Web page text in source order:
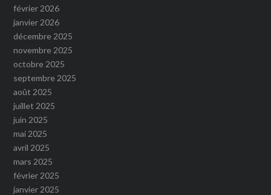
février 2026
janvier 2026
décembre 2025
novembre 2025
octobre 2025
septembre 2025
août 2025
juillet 2025
juin 2025
mai 2025
avril 2025
mars 2025
février 2025
janvier 2025